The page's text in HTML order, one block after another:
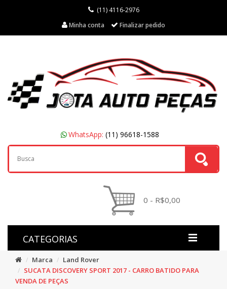
(11) 4116-2976
Minha conta
Finalizar pedido
WhatsApp: (11) 96618-1588
0 - R$0,00
CATEGORIAS
Marca
Land Rover
SUCATA DISCOVERY SPORT 2017 - CARRO BATIDO PARA
VENDA DE PEÇAS